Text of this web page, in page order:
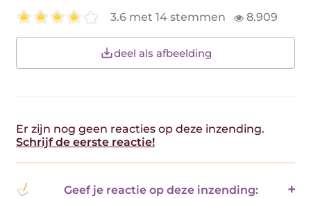
3.6 met 14 stemmen 8.909
deel als afbeelding
Er zijn nog geen reacties op deze inzending.
Schrijf de eerste reactie!
Geef je reactie op deze inzending: